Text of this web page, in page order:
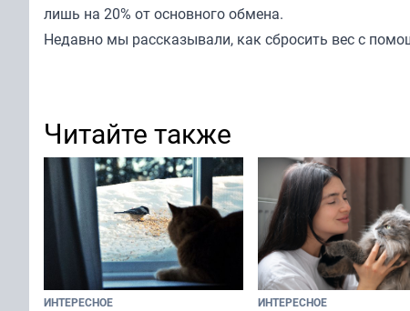
лишь на 20% от основного обмена.
Недавно мы рассказывали, как сбросить вес с
Читайте также
ИНТЕРЕСНОЕ ИНТЕРЕСНОЕ